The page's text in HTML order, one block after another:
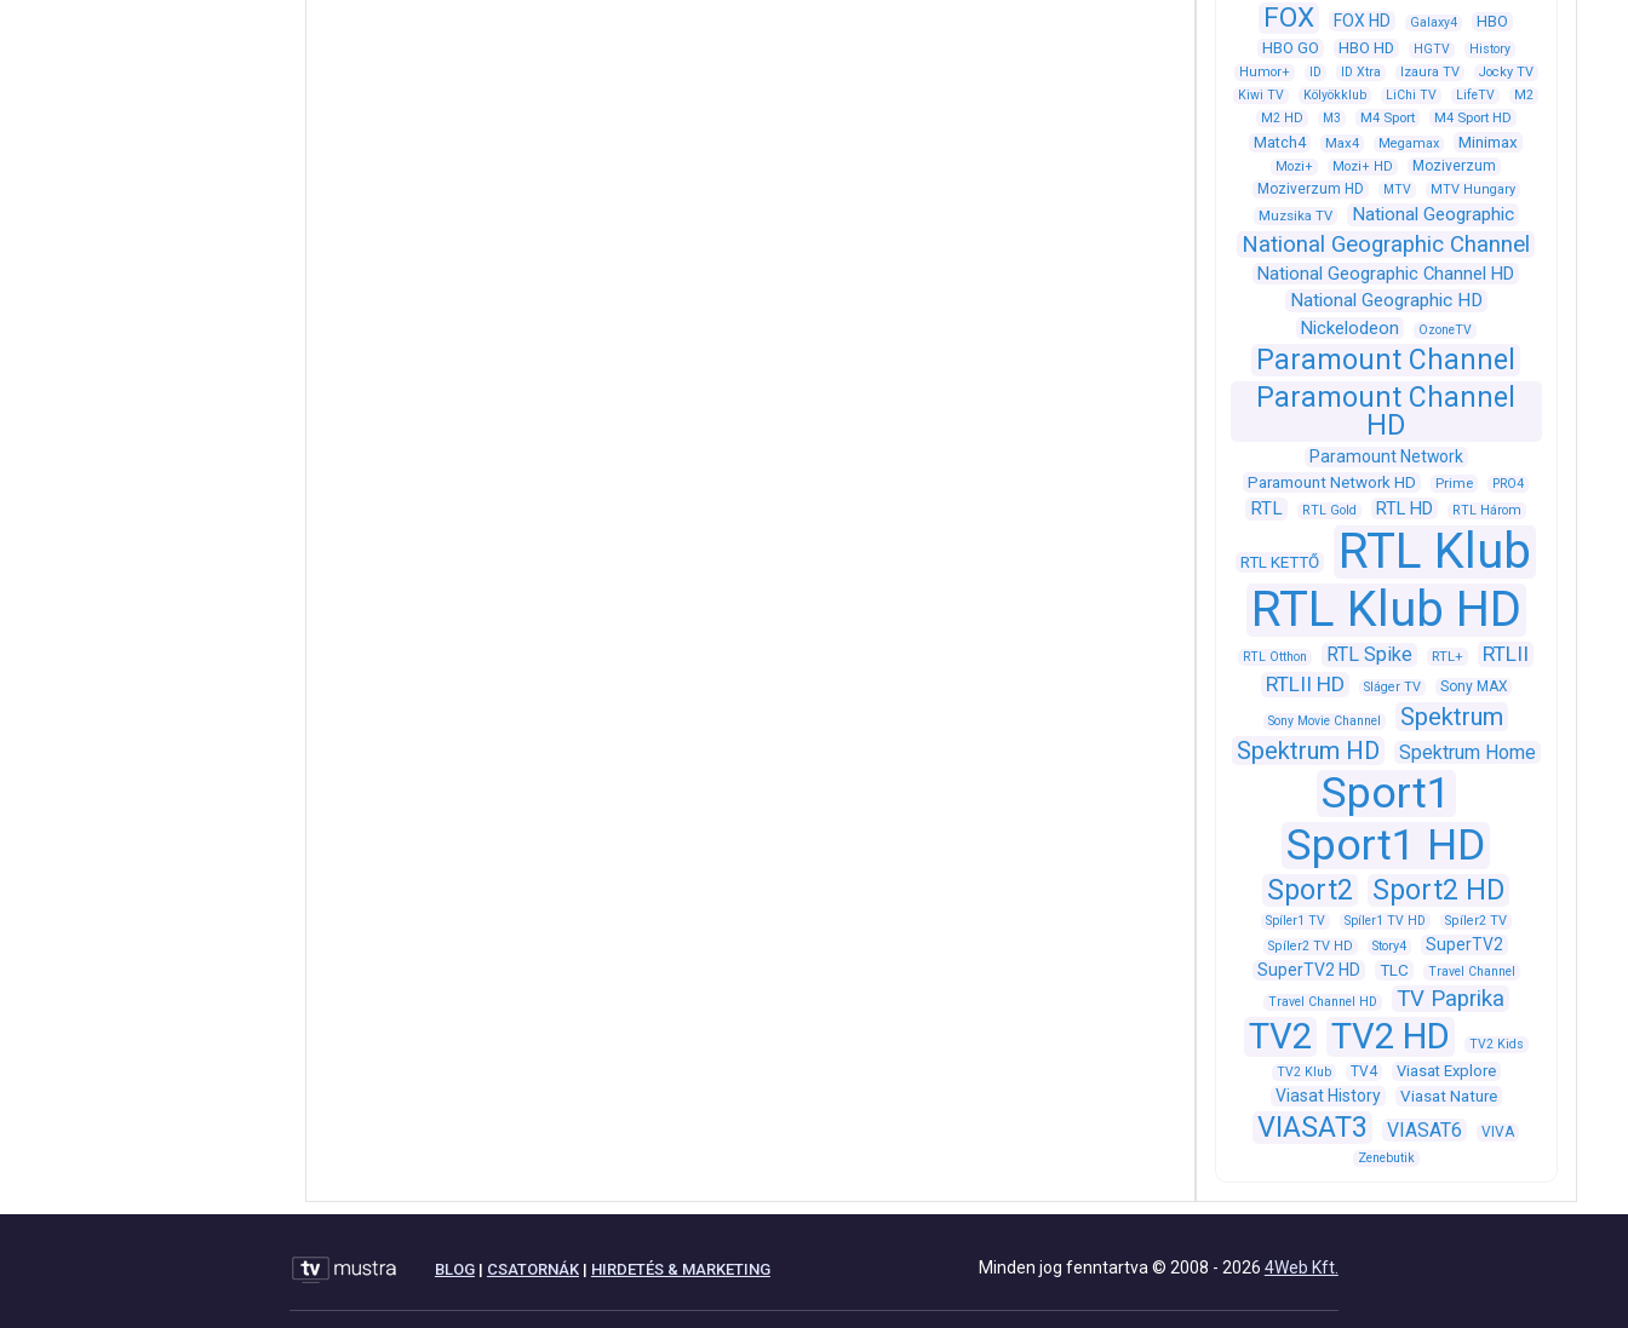
FOX FOX HD Galaxy4
HBO
HBO GO
HBO HD HGTV
History
Humor+
ID ID Xtra Izaura TV
Jocky TV
Kiwi TV
Kölyökklub LiChi TV LifeTV
M2
M2 HD
M3 M4 Sport M4 Sport HD
Match4 Max4 Megamax Minimax
Mozi+ Mozi+ HD
Moziverzum
Moziverzum HD
MTV MTV Hungary
Muzsika TV National Geographic
National Geographic Channel
National Geographic Channel HD
National Geographic HD
Nickelodeon
OzoneTV
Paramount Channel
Paramount Channel
HD
Paramount Network
Paramount Network HD Prime PRO4
RTL RTL Gold RTL HD RTL Három
RTL KETTŐ
RTL Klub
RTL Klub HD
RTL Otthon RTL Spike RTL+
RTLII
RTLII HD
Sláger TV Sony MAX
Sony Movie Channel
Spektrum
Spektrum HD
Spektrum Home
Sport1
Sport1 HD
Sport2 Sport2 HD
Spíler1 TV Spíler1 TV HD
Spíler2 TV
Spíler2 TV HD
Story4
SuperTV2
SuperTV2 HD
TLC
Travel Channel
Travel Channel HD
TV Paprika
TV2 TV2 HD
TV2 Kids
TV2 Klub
TV4 Viasat Explore
Viasat History Viasat Nature
VIASAT3 VIASAT6 VIVA
Zenebutik
BLOG| CSATORNÁK| HIRDETÉS & MARKETING Minden jog fenntartva © 2008 - 2026 4Web Kft.